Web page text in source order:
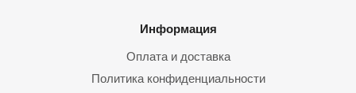
Информация
Оплата и доставка
Политика конфиденциальности